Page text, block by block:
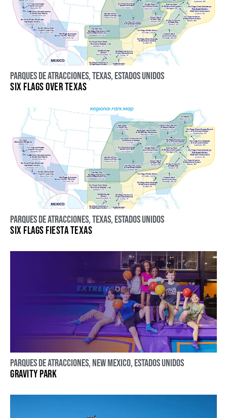
Parques de atracciones,Texas,Estados Unidos
SIX FLAGS OVER TEXAS
Parques de atracciones,Texas,Estados Unidos
SIX FLAGS FIESTA TEXAS
Parques de atracciones,New Mexico,Estados Unidos
GRAVITY PARK